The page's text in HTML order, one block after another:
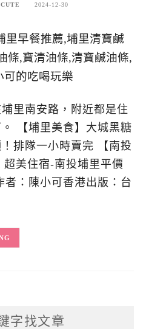
2024-12-30
里南安路，附近都是住
【埔里美食】大城黑糖
排隊一小時賣完 【南投
美住宿-南投埔里平價
：陳小可香港出版：台
字找文章